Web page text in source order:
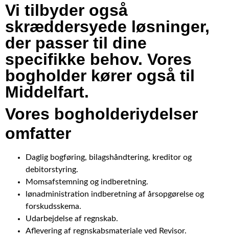
Vi tilbyder også
skræddersyede løsninger,
der passer til dine
specifikke behov. Vores
bogholder kører også til
Middelfart.
Vores bogholderiydelser
omfatter
Daglig bogføring, bilagshåndtering, kreditor og
debitorstyring.
Momsafstemning og indberetning.
lønadministration indberetning af årsopgørelse og
forskudsskema.
Udarbejdelse af regnskab.
Aflevering af regnskabsmateriale ved Revisor.